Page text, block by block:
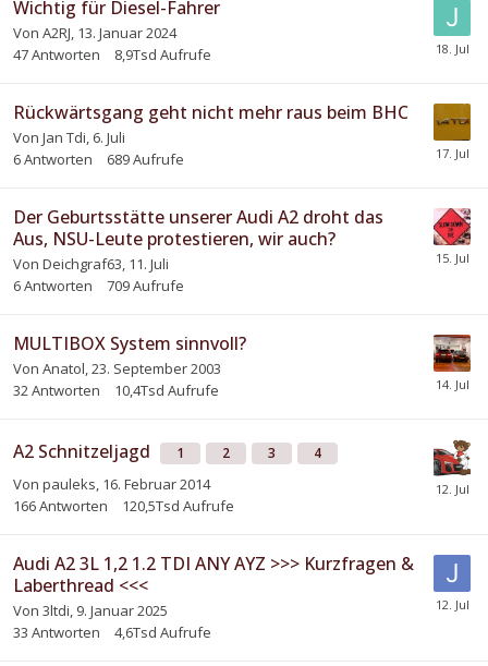
Wichtig für Diesel-Fahrer
Von A2RJ, 13. Januar 2024
47Antworten 8,9Tsd Aufrufe
Rückwärtsgang geht nicht mehr raus beim BHC
Von Jan Tdi, 6. Juli
6Antworten 689Aufrufe
Der Geburtsstätte unserer Audi A2 droht das
Aus, NSU-Leute protestieren, wir auch?
Von Deichgraf63, 11. Juli
6Antworten 709Aufrufe
MULTIBOX System sinnvoll?
Von Anatol,23. September 2003
32Antworten 10,4Tsd Aufrufe
A2 Schnitzeljagd 1 2 3 4
Von pauleks, 16. Februar 2014
166Antworten 120,5Tsd Aufrufe
Audi A2 3L 1,2 1.2 TDI ANY AYZ >>> Kurzfragen &
Laberthread <<<
Von 3ltdi, 9. Januar 2025
33 Antworten 4,6Tsd Aufrufe